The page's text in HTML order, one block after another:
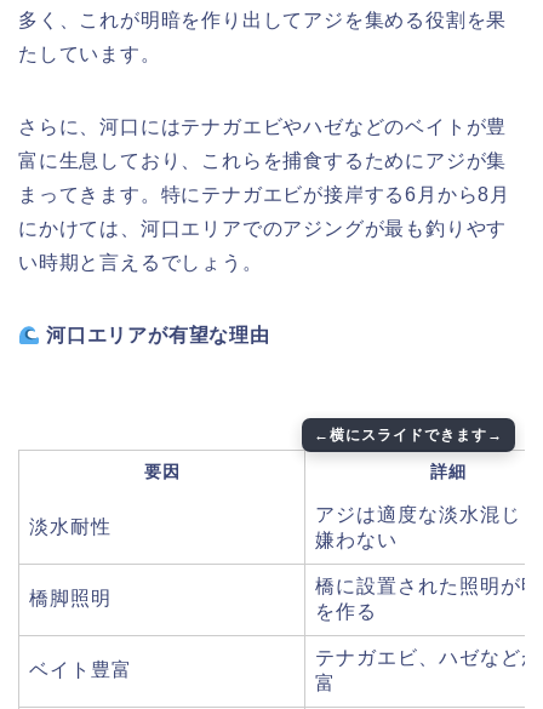
多く、これが明暗を作り出してアジを集める役割を果
たしています。
さらに、河口にはテナガエビやハゼなどのベイトが豊
富に生息しており、これらを捕食するためにアジが集
まってきます。特にテナガエビが接岸する6月から8月
にかけては、河口エリアでのアジングが最も釣りやす
い時期と言えるでしょう。
河口エリアが有望な理由
要因 詳細
淡水耐性
アジは適度な淡水混じ
嫌わない
橋脚照明
橋に設置された照明が
を作る
ベイト豊富
テナガエビ、ハゼなど
富